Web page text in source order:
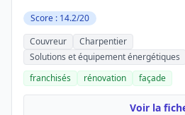
Score : 14.2/20
Couvreur
Charpentier
Solutions et équipement énergétiques
franchisés
rénovation façade
Voir la